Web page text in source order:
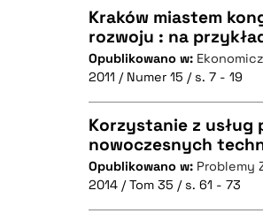
Kraków miastem
rozwoju : na
Opublikowano w:
2011 / Numer 15 / s. 7 - 19
CZYSTY TEKST
Korzystanie z
nowoczesnych
Opublikowano w: Problemy
2014 / Tom 35 / s. 61 - 73